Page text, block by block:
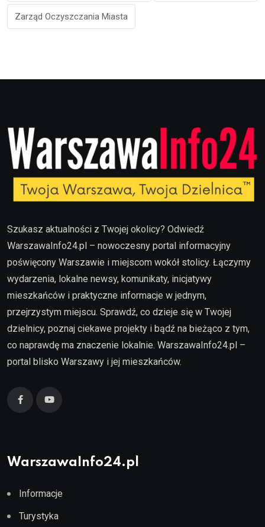
Zarząd Oczyszczania Miasta
Szukasz aktualności z Twojej okolicy? Odwiedź
WarszawaInfo24.pl – nowoczesny portal informacyjny
poświęcony Warszawie i miejscom wokół stolicy. Łączymy
wydarzenia, lokalne newsy, komunikaty, inicjatywy
mieszkańców i praktyczne informacje w jednym,
przejrzystym miejscu. Sprawdź, co dzieje się w Twojej
dzielnicy, poznaj ciekawe projekty i bądź na bieżąco z tym,
co naprawdę ma znaczenie lokalnie. WarszawaInfo24.pl –
portal blisko Warszawy i jej mieszkańców.
WarszawaInfo24.pl
Informacje
Turystyka